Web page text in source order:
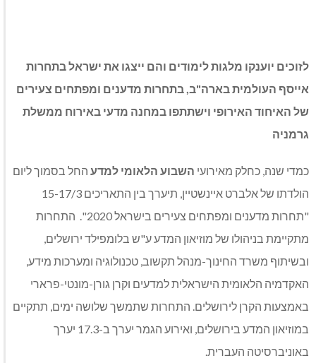
לזוכים יוענקו מלגות לימודים והם ייצגו את ישראל בתחרות
אייסף העולמית בארה"ב, בתחרות מדענים ומפתחים צעירים
של האיחוד האירופי וישתתפו במחנה מדעי באירוח ממשלת
גרמניה
כמדי שנה, כחלק מאירועי השבוע הלאומי למדע החל בסמוך ליום
הולדתו של אלברט איינשטיין, תיערך בין התאריכים 15-17/3
"תחרות מדענים ומפתחים צעירים בישראל 2020". התחרות
מתקיימת בניהולו של מוזיאון המדע ע"ש בלומפילד ירושלים,
ובשיתוף משרד החינוך-מנהל תקשוב, טכנולוגיה ומערכות מידע,
האקדמיה הלאומית הישראלית למדעים וקרן גורן-מונטי-פרארי
באמצעות הקרן לירושלים. התחרות שתמשך שלושה ימים, תתקיים
במוזיאון המדע בירושלים, ואירוע הגמר יערך ב-17.3 יערך
באוניברסיטה העברית.